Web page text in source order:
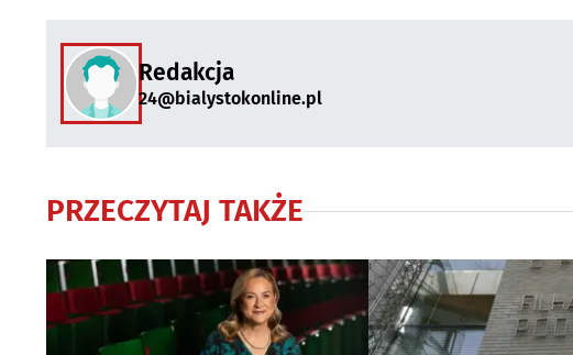
Redakcja
24@bialystokonline.pl
PRZECZYTAJ TAKŻE